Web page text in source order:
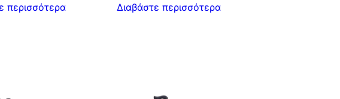
περισσότερα Διαβάστε περισσότερα